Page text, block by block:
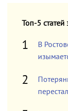
Топ-5 статей
В